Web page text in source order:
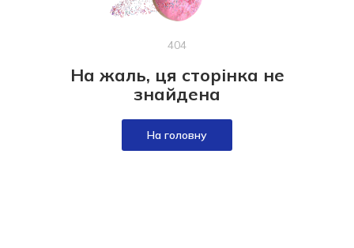
404
На жаль, ця сторінка не
знайдена
На головну